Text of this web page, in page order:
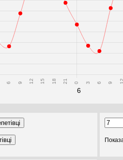
6 9 12 15 18 21
6
0 3 6 9 12